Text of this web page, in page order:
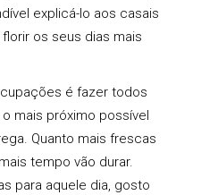
explicá-lo aos casais
os seus dias mais
é fazer todos
mais próximo possível
Quanto mais frescas
tempo vão durar.
para aquele dia, gosto